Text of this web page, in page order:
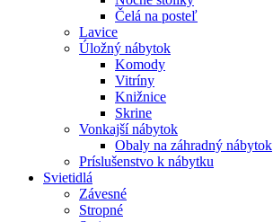
Čelá na posteľ
Lavice
Úložný nábytok
Komody
Vitríny
Knižnice
Skrine
Vonkajší nábytok
Obaly na záhradný nábytok
Príslušenstvo k nábytku
Svietidlá
Závesné
Stropné